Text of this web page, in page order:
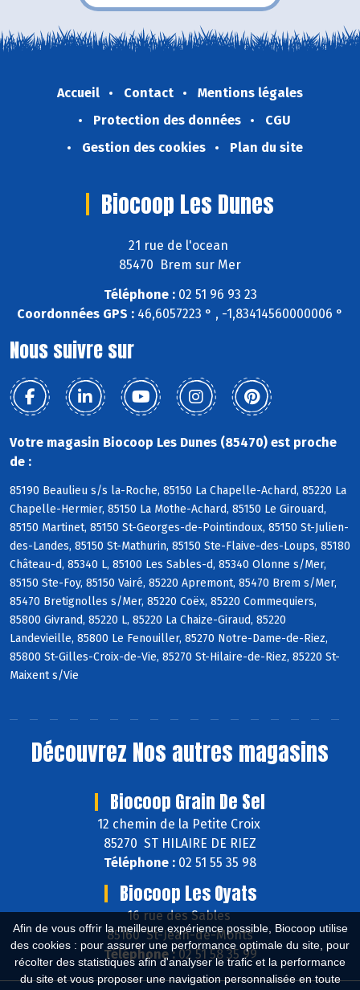
Afin de vous offrir la meilleure expérience possible, Biocoop utilise
des cookies : pour assurer une performance optimale du site, pour
récolter des statistiques afin d'analyser le trafic et la performance
du site et vous proposer une navigation personnalisée en toute
Accueil Contact
Mentions légales
Protection des données
CGU
Gestion des cookies
Plan du site
Biocoop Les Dunes
21 rue de l'ocean
85470 Brem sur Mer
Téléphone :02 51 96 93 23
Coordonnées GPS : 46,6057223 ° , -1,83414560000006 °
Nous suivre sur
Votre magasin Biocoop Les Dunes (85470) est proche
de :
85190 Beaulieu s/s la-Roche, 85150 La Chapelle-Achard, 85220 La
Chapelle-Hermier, 85150 La Mothe-Achard, 85150 Le Girouard,
85150 Martinet, 85150 St-Georges-de-Pointindoux, 85150 St-Julien-
des-Landes, 85150 St-Mathurin, 85150 Ste-Flaive-des-Loups, 85180
Château-d, 85340 L, 85100 Les Sables-d, 85340 Olonne s/Mer,
85150 Ste-Foy, 85150 Vairé, 85220 Apremont, 85470 Brem s/Mer,
85470 Bretignolles s/Mer, 85220 Coëx, 85220 Commequiers,
85800 Givrand, 85220 L, 85220 La Chaize-Giraud, 85220
Landevieille, 85800 Le Fenouiller, 85270 Notre-Dame-de-Riez,
85800 St-Gilles-Croix-de-Vie, 85270 St-Hilaire-de-Riez, 85220 St-
Maixent s/Vie
Découvrez Nos autres magasins
Biocoop Grain De Sel
12 chemin de la Petite Croix
85270 ST HILAIRE DE RIEZ
Téléphone : 02 51 55 35 98
Biocoop Les Oyats
16 rue des Sables
85160 St-Jean-de-Monts
Téléphone :02 51 58 35 99